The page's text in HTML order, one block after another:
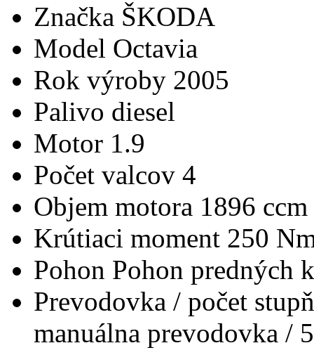
Značka ŠKODA
Model Octavia
Rok výroby 2005
Palivo diesel
Motor 1.9
Počet valcov 4
Objem motora 1896 ccm
Krútiaci moment 250
Pohon Pohon predných
Prevodovka / počet
manuálna prevodovka / 5